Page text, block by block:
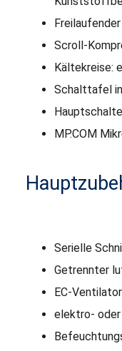
Scroll-
Kältekreise:
Schalttafel
MP.COM
Serielle
Getrennter
EC-
elektro- oder